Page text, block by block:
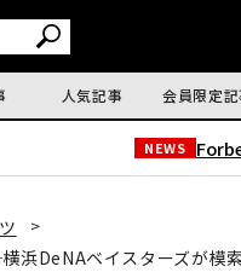
人気記事 会員限定記
NEWS
浜DeNAベイスターズが模